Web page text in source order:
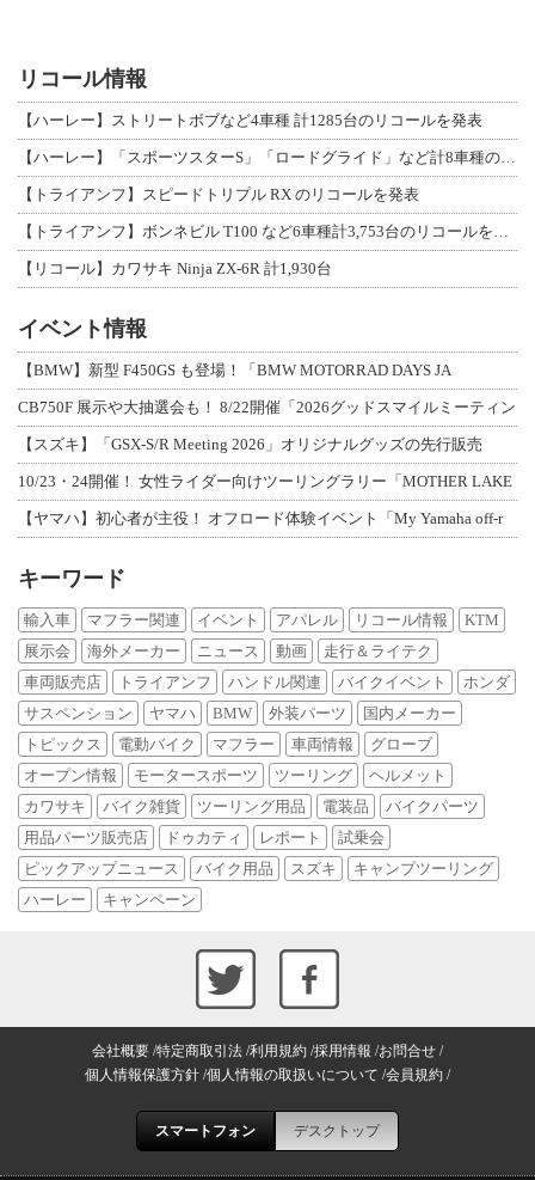
リコール情報
【ハーレー】ストリートボブなど4車種 計1285台のリコールを発表
【ハーレー】「スポーツスターS」「ロードグライド」など計8車種のリコールを発表
【トライアンフ】スピードトリプル RX のリコールを発表
【トライアンフ】ボンネビル T100 など6車種計3,753台のリコールを発表
【リコール】カワサキ Ninja ZX-6R 計1,930台
イベント情報
【BMW】新型 F450GS も登場！「BMW MOTORRAD DAYS JA
CB750F 展示や大抽選会も！ 8/22開催「2026グッドスマイルミーティン
【スズキ】「GSX-S/R Meeting 2026」オリジナルグッズの先行販売
10/23・24開催！ 女性ライダー向けツーリングラリー「MOTHER LAKE
【ヤマハ】初心者が主役！ オフロード体験イベント「My Yamaha off-r
キーワード
輸入車 マフラー関連 イベント アパレル リコール情報
KTM
展示会
海外メーカー ニュース 動画
走行＆ライテク
車両販売店
トライアンフ ハンドル関連 バイクイベント
ホンダ
サスペンション
ヤマハ BMW 外装パーツ
国内メーカー
トピックス
電動バイク マフラー 車両情報
グローブ
オープン情報
モータースポーツ ツーリング
ヘルメット
カワサキ
バイク雑貨 ツーリング用品 電装品
バイクパーツ
用品パーツ販売店
ドゥカティ レポート
試乗会
ピックアップニュース
バイク用品 スズキ
キャンプツーリング
ハーレー
キャンペーン
会社概要 特定商取引法 利用規約 採用情報 お問合せ
個人情報保護方針 個人情報の取扱いについて 会員規約
スマートフォン デスクトップ